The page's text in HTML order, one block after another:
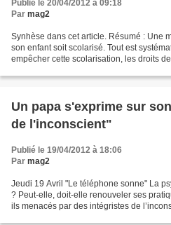
Publié le 20/04/2012 à 09:18
Par mag2
Synhèse dans cet article. Résumé : Une
son enfant soit scolarisé. Tout est
empêcher cette scolarisation, les droits
Un papa s'exprime sur
de l'inconscient"
Publié le 19/04/2012 à 18:06
Par mag2
Jeudi 19 Avril "Le téléphone sonne" La
? Peut-elle, doit-elle renouveler ses
ils menacés par des intégristes de